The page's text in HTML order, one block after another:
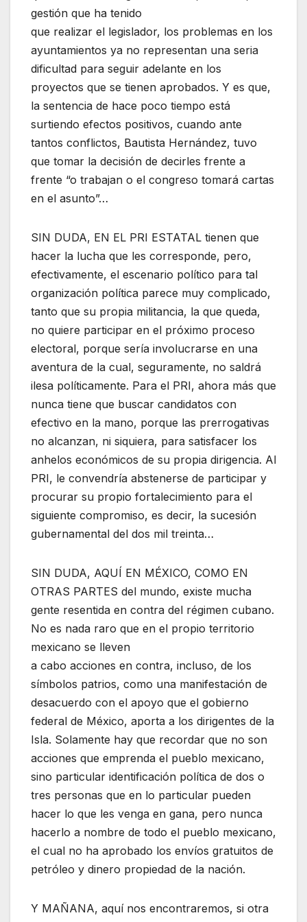
gestión que ha tenido
que realizar el legislador, los problemas en los
ayuntamientos ya no representan una seria
dificultad para seguir adelante en los
proyectos que se tienen aprobados. Y es que,
la sentencia de hace poco tiempo está
surtiendo efectos positivos, cuando ante
tantos conflictos, Bautista Hernández, tuvo
que tomar la decisión de decirles frente a
frente “o trabajan o el congreso tomará cartas
en el asunto”…
SIN DUDA, EN EL PRI ESTATAL tienen que
hacer la lucha que les corresponde, pero,
efectivamente, el escenario político para tal
organización política parece muy complicado,
tanto que su propia militancia, la que queda,
no quiere participar en el próximo proceso
electoral, porque sería involucrarse en una
aventura de la cual, seguramente, no saldrá
ilesa políticamente. Para el PRI, ahora más que
nunca tiene que buscar candidatos con
efectivo en la mano, porque las prerrogativas
no alcanzan, ni siquiera, para satisfacer los
anhelos económicos de su propia dirigencia. Al
PRI, le convendría abstenerse de participar y
procurar su propio fortalecimiento para el
siguiente compromiso, es decir, la sucesión
gubernamental del dos mil treinta…
SIN DUDA, AQUÍ EN MÉXICO, COMO EN
OTRAS PARTES del mundo, existe mucha
gente resentida en contra del régimen cubano.
No es nada raro que en el propio territorio
mexicano se lleven
a cabo acciones en contra, incluso, de los
símbolos patrios, como una manifestación de
desacuerdo con el apoyo que el gobierno
federal de México, aporta a los dirigentes de la
Isla. Solamente hay que recordar que no son
acciones que emprenda el pueblo mexicano,
sino particular identificación política de dos o
tres personas que en lo particular pueden
hacer lo que les venga en gana, pero nunca
hacerlo a nombre de todo el pueblo mexicano,
el cual no ha aprobado los envíos gratuitos de
petróleo y dinero propiedad de la nación.
Y MAÑANA, aquí nos encontraremos, si otra